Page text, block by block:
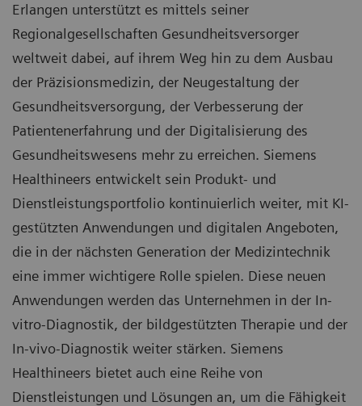
Erlangen unterstützt es mittels seiner
Regionalgesellschaften Gesundheitsversorger
weltweit dabei, auf ihrem Weg hin zu dem Ausbau
der Präzisionsmedizin, der Neugestaltung der
Gesundheitsversorgung, der Verbesserung der
Patientenerfahrung und der Digitalisierung des
Gesundheitswesens mehr zu erreichen. Siemens
Healthineers entwickelt sein Produkt- und
Dienstleistungsportfolio kontinuierlich weiter, mit KI-
gestützten Anwendungen und digitalen Angeboten,
die in der nächsten Generation der Medizintechnik
eine immer wichtigere Rolle spielen. Diese neuen
Anwendungen werden das Unternehmen in der In-
vitro-Diagnostik, der bildgestützten Therapie und der
In-vivo-Diagnostik weiter stärken. Siemens
Healthineers bietet auch eine Reihe von
Dienstleistungen und Lösungen an, um die Fähigkeit